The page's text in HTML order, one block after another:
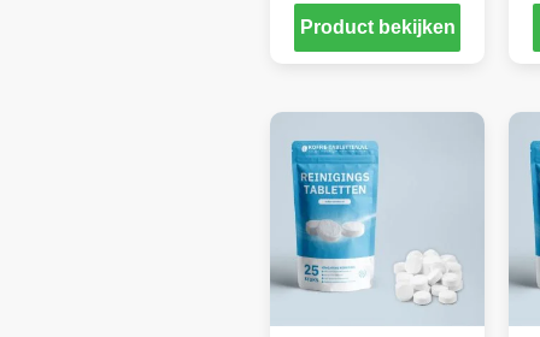
Product bekijken